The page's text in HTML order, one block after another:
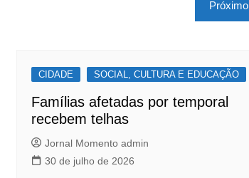
Próximo
CIDADE SOCIAL, CULTURA E EDUCAÇÃO
Famílias afetadas por temporal
recebem telhas
Jornal Momento admin
30 de julho de 2026